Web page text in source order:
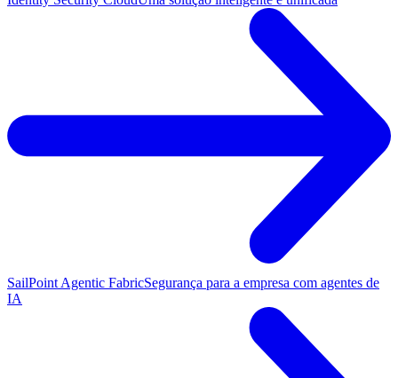
SailPoint Agentic FabricSegurança para a empresa com agentes de
IA